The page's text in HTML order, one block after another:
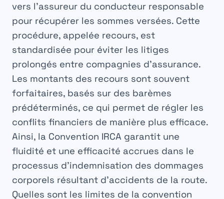
vers l’assureur du conducteur responsable
pour récupérer les sommes versées. Cette
procédure, appelée recours, est
standardisée pour éviter les litiges
prolongés entre compagnies d’assurance.
Les montants des recours sont souvent
forfaitaires, basés sur des barèmes
prédéterminés, ce qui permet de régler les
conflits financiers de manière plus efficace.
Ainsi, la Convention IRCA garantit une
fluidité et une efficacité accrues dans le
processus d’indemnisation des dommages
corporels résultant d’accidents de la route.
Quelles sont les limites de la convention